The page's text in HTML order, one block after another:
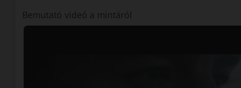
Bemutató videó a mintáról